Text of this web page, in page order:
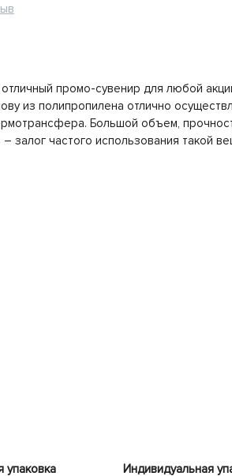
промо-сувенир для любой
из полипропилена отлично
Большой объем,
– залог частого использования такой
упаковка
Индивидуальная